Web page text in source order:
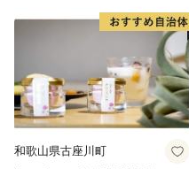
和歌山県古座川町